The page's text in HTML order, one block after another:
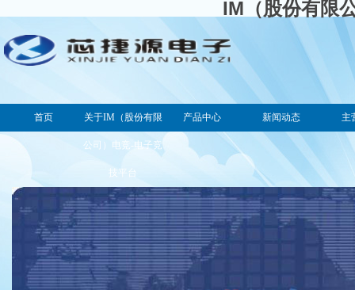
IM（股份有限
首页 关于IM（股份有限
公司）电竞-电子竞
技平台
产品中心 新闻动态 主